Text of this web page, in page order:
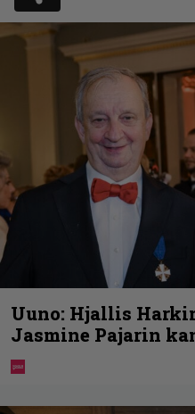
Uuno: Hjallis
Jasmine Pajarin